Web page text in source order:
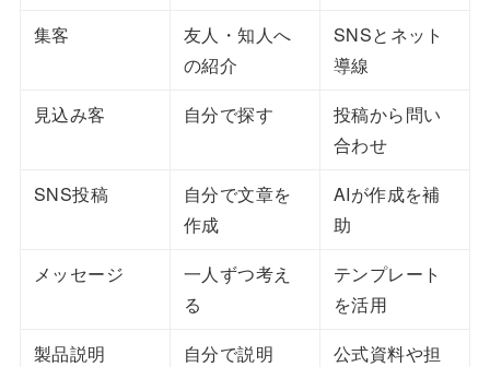
集客
友人・知人へ
の紹介
SNSとネット
導線
見込み客
自分で探す
投稿から問い
合わせ
SNS投稿
自分で文章を
作成
AIが作成を補
助
メッセージ
一人ずつ考え
る
テンプレート
を活用
製品説明
自分で説明
公式資料や担